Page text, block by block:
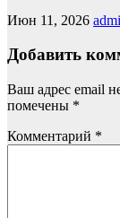
Июн 11, 2026
Добавить
Ваш адрес email
помечены *
Комментарий *